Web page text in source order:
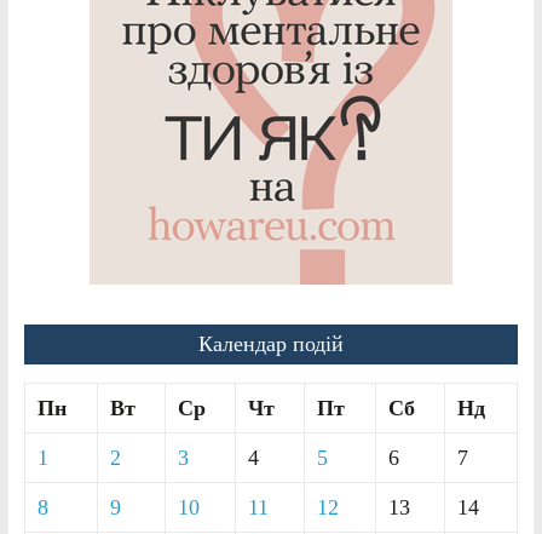
Календар подій
Пн Вт Ср Чт Пт Сб Нд
1 2 3 4 5 6 7
8 9 10 11 12 13 14